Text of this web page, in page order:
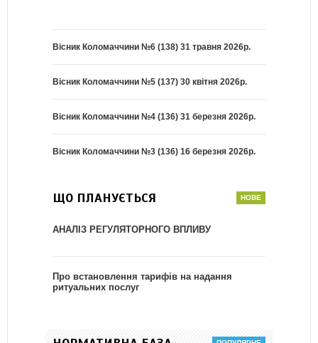
Вісник Коломаччини №6 (138) 31 травня 2026р.
Вісник Коломаччини №5 (137) 30 квітня 2026р.
Вісник Коломаччини №4 (136) 31 березня 2026р.
Вісник Коломаччини №3 (136) 16 березня 2026р.
ЩО ПЛАНУЄТЬСЯ
АНАЛІЗ РЕГУЛЯТОРНОГО ВПЛИВУ
Про встановлення тарифів на надання
ритуальних послуг